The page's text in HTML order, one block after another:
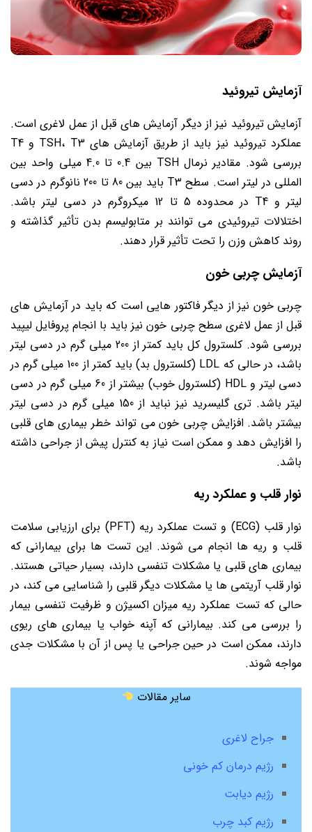
آزمایش تیروئید
آزمایش تیروئید نیز از دیگر آزمایش های قبل از عمل لاغری است.
عملکرد تیروئید نیز باید از طریق آزمایش های TSH، T3 و T4
بررسی شود. مقادیر نرمال TSH بین 0.4 تا 4.0 میلی واحد بین
المللی در لیتر است. سطح T3 باید بین 80 تا 200 نانوگرم در دسی
لیتر و T4 در محدوده 5 تا 12 میکروگرم در دسی لیتر باشد.
اختلالات تیروئیدی می توانند بر متابولیسم بدن تأثیر گذاشته و
روند کاهش وزن را تحت تأثیر قرار دهند.
آزمایش چربی خون
چربی خون نیز از دیگر فاکتور هایی است که باید در آزمایش های
قبل از عمل لاغری سطح چربی خون نیز باید با انجام پروفایل لیپید
بررسی شود. کلسترول کل باید کمتر از 200 میلی گرم در دسی لیتر
باشد، در حالی که LDL (کلسترول بد) باید کمتر از 100 میلی گرم در
دسی لیتر و HDL (کلسترول خوب) بیشتر از 60 میلی گرم در دسی
لیتر باشد. تری گلیسرید نیز نباید از 150 میلی گرم در دسی لیتر
بیشتر باشد. افزایش چربی خون می تواند خطر بیماری های قلبی
را افزایش دهد و ممکن است نیاز به کنترل پیش از جراحی داشته
باشد.
نوار قلب و عملکرد ریه
نوار قلب (ECG) و تست عملکرد ریه (PFT) برای ارزیابی سلامت
قلب و ریه ها انجام می شوند. این تست ها برای بیمارانی که
بیماری های قلبی یا مشکلات تنفسی دارند، بسیار حیاتی هستند.
نوار قلب آریتمی ها یا مشکلات دیگر قلبی را شناسایی می کند، در
حالی که تست عملکرد ریه میزان اکسیژن و ظرفیت تنفسی بیمار
را بررسی می کند. بیمارانی که آپنه خواب یا بیماری های ریوی
دارند، ممکن است در حین جراحی یا پس از آن با مشکلات جدی
مواجه شوند.
سایر مقالات
جراح لاغری
رژیم درمان کم خونی
رژیم دیابت
رژیم کبد چرب